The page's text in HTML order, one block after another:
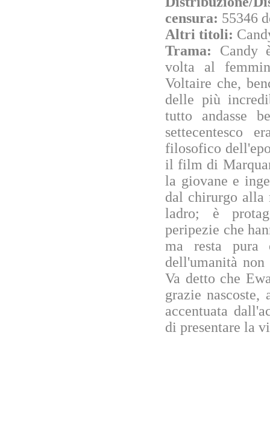
censura: 55346
Altri titoli:
Trama: Candy
volta al
Voltaire che,
delle più
tutto andasse
settecentesco
filosofico
il film di
la giovane e
dal chirurgo alla
ladro; è
peripezie che
ma resta pura
dell'umanità
Va detto che
grazie nascoste,
accentuata
di presentare la